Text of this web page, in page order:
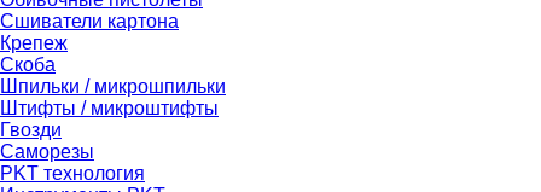
Сшиватели картона
Крепеж
Скоба
Шпильки / микрошпильки
Штифты / микроштифты
Гвозди
Саморезы
PKT технология